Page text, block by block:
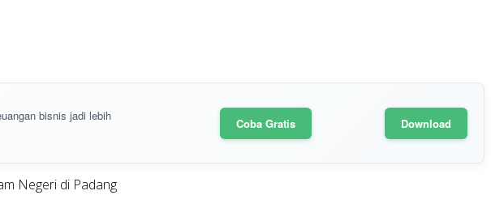
bisnis jadi lebih
Coba Gratis Download
Negeri di Padang